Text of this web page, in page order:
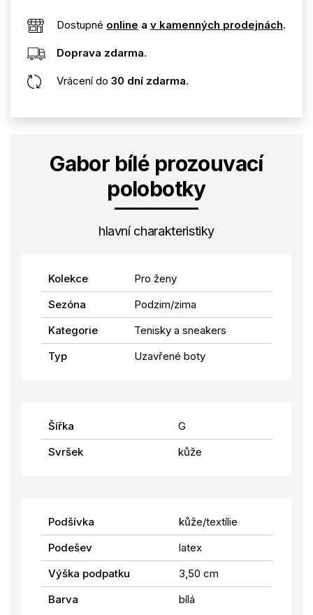
Dostupné online a v kamenných prodejnách.
Doprava zdarma.
Vrácení do 30 dní zdarma.
Gabor bílé prozouvací
polobotky
hlavní charakteristiky
Kolekce
Pro ženy
Sezóna
Podzim/zima
Kategorie
Tenisky a sneakers
Typ
Uzavřené boty
Šířka
G
Svršek
kůže
Podšívka
kůže/textílie
Podešev
latex
Výška podpatku
3,50 cm
Barva
bílá